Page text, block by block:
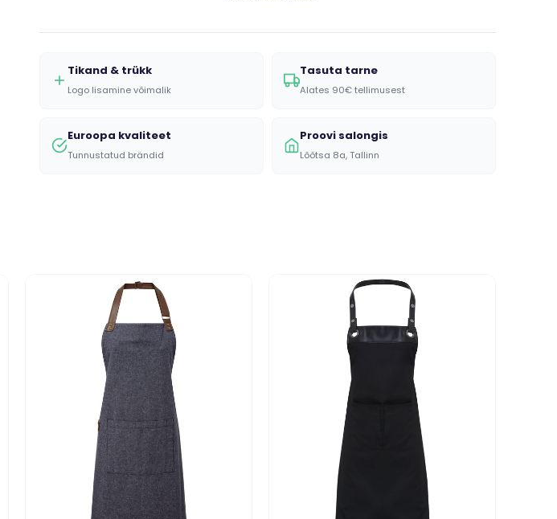
Tikand & trükk
Logo lisamine võimalik
Tasuta tarne
Alates 90€ tellimusest
Euroopa kvaliteet
Tunnustatud brändid
Proovi salongis
Lõõtsa 8a, Tallinn